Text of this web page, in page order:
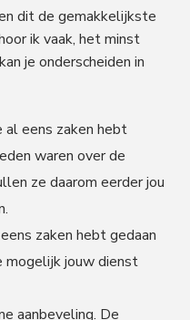
dit de gemakkelijkste
ik vaak, het minst
je onderscheiden in
al eens zaken hebt
waren over de
ze daarom eerder jou
zaken hebt gedaan
mogelijk jouw dienst
aanbeveling. De